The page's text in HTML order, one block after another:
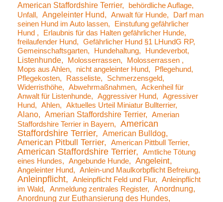
American Staffordshire Terrier
behördliche Auflage
Unfall
Angeleinter Hund Anwalt für Hunde
Darf man
seinen Hund im Auto lassen
Einstufung gefährlicher
Hund
Erlaubnis für das Halten gefährlicher Hunde
freilaufender Hund
Gefährlicher Hund §1 LHundG RP
Gemeinschaftsgarten
Hundehaltung Hundeverbot
Listenhunde Molosserrassen
Molosserrassen
Mops aus Ahlen
nicht angeleinter Hund
Pflegehund
Pflegekosten
Rasseliste
Schmerzensgeld
Widerristhöhe
Abwehrmaßnahmen
Ackenheil für
Anwalt für Listenhunde
Aggressiver Hund
Agressiver
Hund
Ahlen Aktuelles Urteil Miniatur Bullterrier
Alano Amerian Staffordshire Terrier
Amerian
Staffordshire Terrier in Bayern
American
Staffordshire Terrier
American Bulldog
American Pitbull Terrier American Pittbull Terrier
American Staffordshire Terrier
Amtliche Tötung
eines Hundes
Angebunde Hunde Angeleint
Angeleinter Hund Anlein-und Maulkorbpflicht Befreiung
Anleinpflicht Anleinpflicht Feld und Flur
Anleinpflicht
im Wald
Anmeldung zentrales Register
Anordnung
Anordnung zur Euthansierung des Hundes